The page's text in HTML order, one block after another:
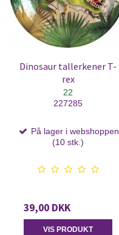
Dinosaur tallerkener T-
rex
22
227285
På lager i webshoppen
(10 stk.)
39,00 DKK
VIS PRODUKT